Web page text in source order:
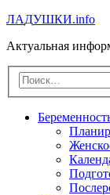
ЛАДУШКИ.info
Актуальная